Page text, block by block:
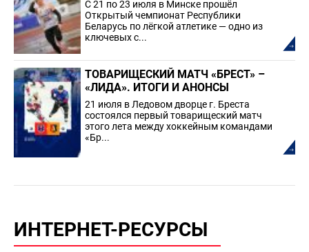
С 21 по 23 июля в Минске прошёл
Открытый чемпионат Республики
Беларусь по лёгкой атлетике — одно из
ключевых с...
ТОВАРИЩЕСКИЙ МАТЧ «БРЕСТ» –
«ЛИДА». ИТОГИ И АНОНСЫ
21 июля в Ледовом дворце г. Бреста
состоялся первый товарищеский матч
этого лета между хоккейным командами
«Бр...
ИНТЕРНЕТ-РЕСУРСЫ